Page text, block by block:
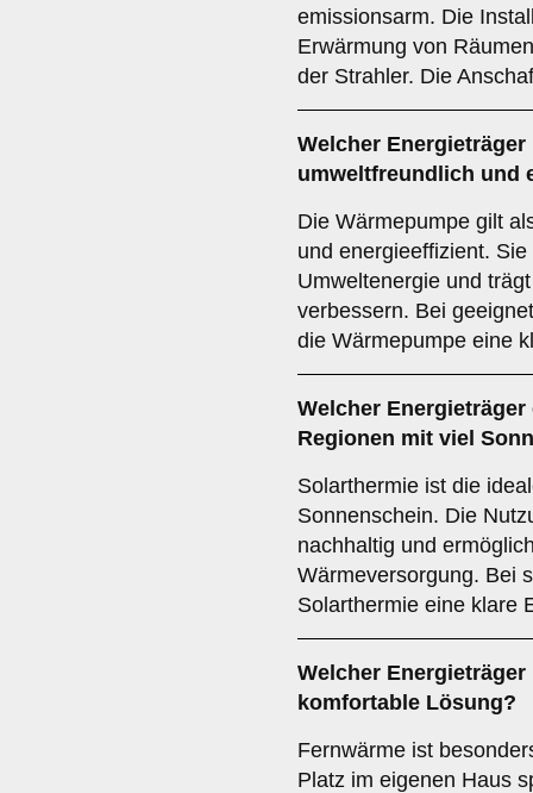
emissionsarm. Die
Erwärmung von
der Strahler. Die
Welcher Energieträger
umweltfreundlich und
Die Wärmepumpe gilt
und energieeffizient.
Umweltenergie und
verbessern. Bei
die Wärmepumpe eine
Welcher Energieträger
Regionen mit viel
Solarthermie ist die
Sonnenschein. Die
nachhaltig und
Wärmeversorgung. Bei
Solarthermie eine klare
Welcher Energieträger
komfortable Lösung?
Fernwärme ist
Platz im eigenen Haus